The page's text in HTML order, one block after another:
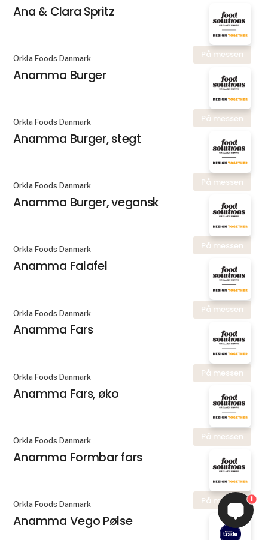
Ana & Clara Spritz
På messen
Orkla Foods Danmark
Anamma Burger
På messen
Orkla Foods Danmark
Anamma Burger, stegt
På messen
Orkla Foods Danmark
Anamma Burger, vegansk
På messen
Orkla Foods Danmark
Anamma Falafel
På messen
Orkla Foods Danmark
Anamma Fars
På messen
Orkla Foods Danmark
Anamma Fars, øko
På messen
Orkla Foods Danmark
Anamma Formbar fars
På messen
Orkla Foods Danmark
Anamma Vego Pølse
1